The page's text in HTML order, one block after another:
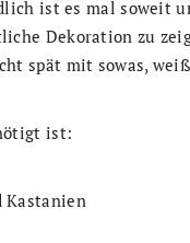
ist es mal soweit
Dekoration zu
spät mit sowas,
ist:
Kastanien